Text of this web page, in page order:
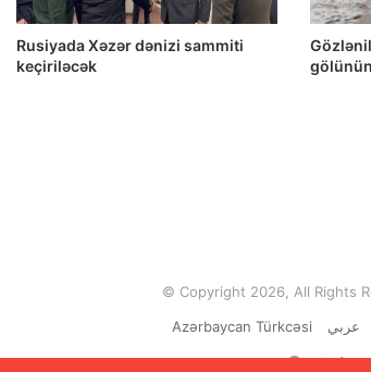
Qacar
özgürlüğün
Ekber
bağımsız
Güney
Rusiyada Xəzər dənizi sammiti
keçiriləcək
© Copyright 2026, All Rights
Azərbaycan Türkcəsi
عربي
Facebook